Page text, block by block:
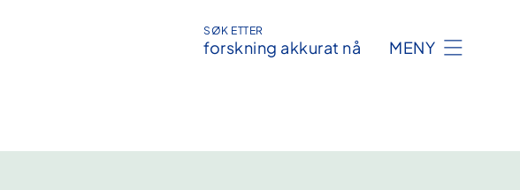
SØK ETTER
forskning akkurat nå MENY